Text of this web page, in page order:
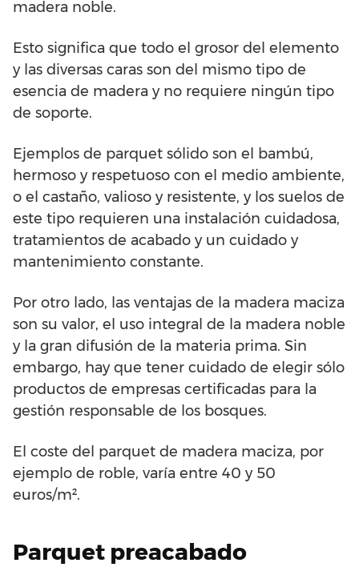
madera noble.
Esto significa que todo el grosor del elemento
y las diversas caras son del mismo tipo de
esencia de madera y no requiere ningún tipo
de soporte.
Ejemplos de parquet sólido son el bambú,
hermoso y respetuoso con el medio ambiente,
o el castaño, valioso y resistente, y los suelos de
este tipo requieren una instalación cuidadosa,
tratamientos de acabado y un cuidado y
mantenimiento constante.
Por otro lado, las ventajas de la madera maciza
son su valor, el uso integral de la madera noble
y la gran difusión de la materia prima. Sin
embargo, hay que tener cuidado de elegir sólo
productos de empresas certificadas para la
gestión responsable de los bosques.
El coste del parquet de madera maciza, por
ejemplo de roble, varía entre 40 y 50
euros/m².
Parquet preacabado